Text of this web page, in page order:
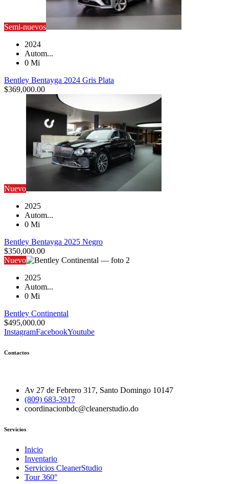
Semi-nuevos
2024
Autom...
0 Mi
Bentley Bentayga 2024 Gris Plata
$369,000.00
Nuevo
2025
Autom...
0 Mi
Bentley Bentayga 2025 Negro
$350,000.00
Nuevo
2025
Autom...
0 Mi
Bentley Continental
$495,000.00
InstagramFacebookYoutube
Contactos
Av 27 de Febrero 317, Santo Domingo 10147
(809) 683-3917
coordinacionbdc@cleanerstudio.do
Servicios
Inicio
Inventario
Servicios CleanerStudio
Tour 360°